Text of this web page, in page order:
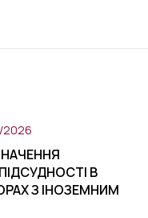
2026
В
З ІНОЗЕМНИМ